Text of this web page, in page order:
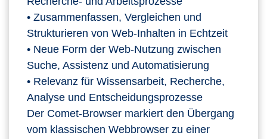
• Zusammenfassen, Vergleichen und
Strukturieren von Web‑Inhalten in Echtzeit
• Neue Form der Web‑Nutzung zwischen
Suche, Assistenz und Automatisierung
• Relevanz für Wissensarbeit, Recherche,
Analyse und Entscheidungsprozesse
Der Comet‑Browser markiert den Übergang
vom klassischen Webbrowser zu einer